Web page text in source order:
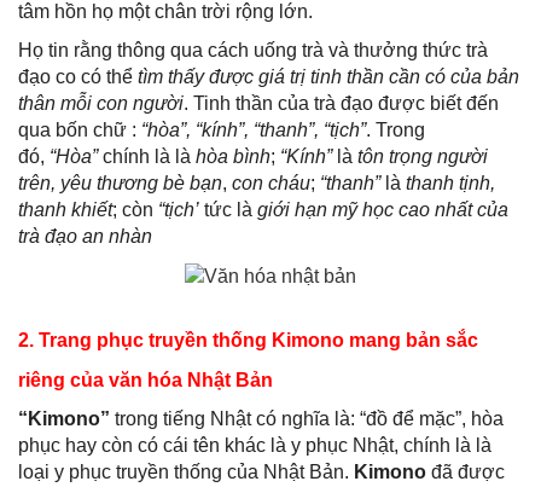
tâm hồn họ một chân trời rộng lớn.
Họ tin rằng thông qua cách uống trà và thưởng thức trà
đạo co có thể tìm thấy được giá trị tinh thần cần có của bản
thân mỗi con người. Tinh thần của trà đạo được biết đến
qua bốn chữ : “hòa”, “kính”, “thanh”, “tịch”. Trong
đó, “Hòa”chính là là hòa bình; “Kính”là tôn trọng người
trên, yêu thương bè bạn, con cháu; “thanh”là thanh tịnh,
thanh khiết; còn “tịch’ tức là giới hạn mỹ học cao nhất của
trà đạo an nhàn
2. Trang phục truyền thống Kimono mang bản sắc
riêng của văn hóa Nhật Bản
“Kimono” trong tiếng Nhật có nghĩa là: “đồ để mặc”, hòa
phục hay còn có cái tên khác là y phục Nhật, chính là là
loại y phục truyền thống của Nhật Bản. Kimono đã được